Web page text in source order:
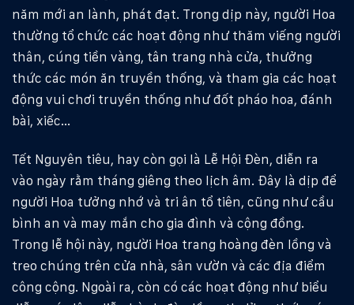
năm mới an lành, phát đạt. Trong dịp này, người Hoa
thường tổ chức các hoạt động như thăm viếng người
thân, cúng tiền vàng, tân trang nhà cửa, thưởng
thức các món ăn truyền thống, và tham gia các hoạt
động vui chơi truyền thống như đốt pháo hoa, đánh
bài, xiếc…
Tết Nguyên tiêu, hay còn gọi là Lễ Hội Đèn, diễn ra
vào ngày rằm tháng giêng theo lịch âm. Đây là dịp để
người Hoa tưởng nhớ và tri ân tổ tiên, cũng như cầu
bình an và may mắn cho gia đình và cộng đồng.
Trong lễ hội này, người Hoa trang hoàng đèn lồng và
treo chúng trên cửa nhà, sân vườn và các địa điểm
công cộng. Ngoài ra, còn có các hoạt động như biểu